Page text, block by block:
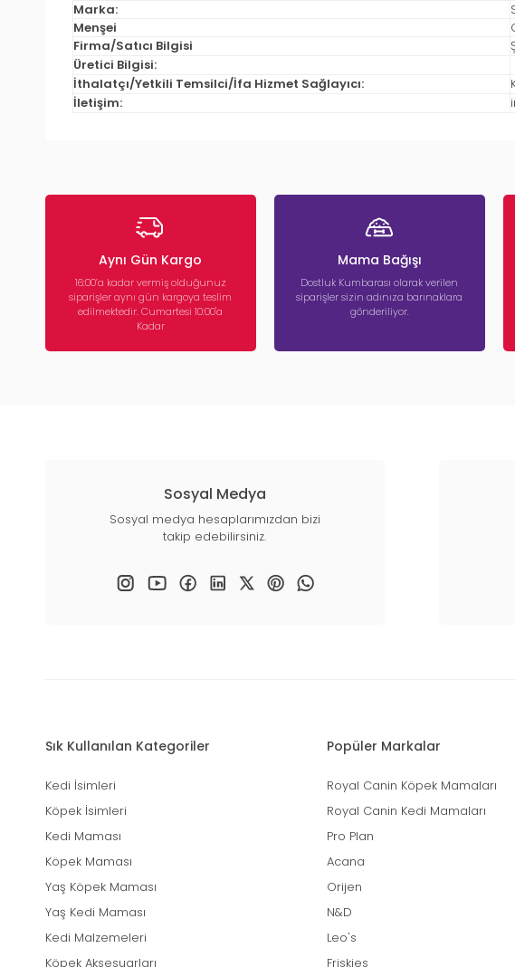
Marka:
Menşei
Firma/Satıcı Bilgisi
Üretici Bilgisi:
İthalatçı/Yetkili Temsilci/İfa Hizmet Sağlayıcı:
İletişim:
Aynı Gün Kargo
16:00’a kadar vermiş olduğunuz
siparişler aynı gün kargoya teslim
edilmektedir. Cumartesi 10:00'a
Kadar
Mama Bağışı
Dostluk Kumbarası olarak verilen
siparişler sizin adınıza barınaklara
gönderiliyor.
Sosyal Medya
Sosyal medya hesaplarımızdan bizi
takip edebilirsiniz.
Sık Kullanılan Kategoriler
Kedi İsimleri
Köpek İsimleri
Kedi Maması
Köpek Maması
Yaş Köpek Maması
Yaş Kedi Maması
Kedi Malzemeleri
Köpek Aksesuarları
Popüler Markalar
Royal Canin Köpek Mamaları
Royal Canin Kedi Mamaları
Pro Plan
Acana
Orijen
N&D
Leo's
Friskies